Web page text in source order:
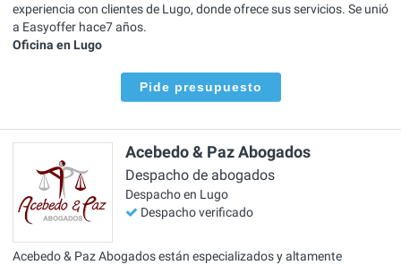
experiencia con clientes de Lugo, donde ofrece sus servicios. Se unió
a Easyoffer hace7 años.
Oficina en Lugo
Pide presupuesto
Acebedo & Paz Abogados
Despacho de abogados
Despacho en Lugo
Despacho verificado
Acebedo & Paz Abogados están especializados y altamente